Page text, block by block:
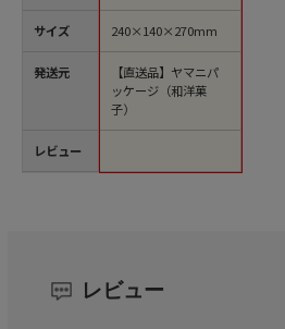
サイズ
発送元
レビュー
240×140×270mm
【直送品】ヤマニパ
ッケージ（和洋菓
子）
レビュー